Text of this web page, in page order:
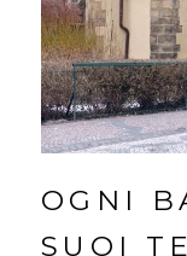
OGNI
SUOI